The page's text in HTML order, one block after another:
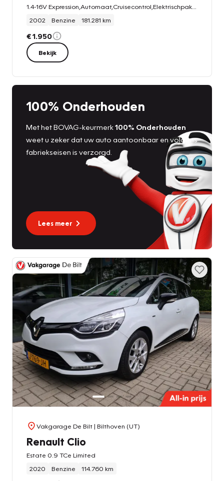
2002
Benzine 181.281 km
€ 1.950
Bekijk
100% Onderhouden
Met het BOVAG-keurmerk100% Onderhouden
weet u zeker dat uw auto aantoonbaar en volgens
fabriekseisen is verzorgd.
Lees meer
Vakgarage De Bilt| Bilthoven (UT)
Renault Clio
Estate 0.9 TCe Limited
2020
Benzine 114.760 km